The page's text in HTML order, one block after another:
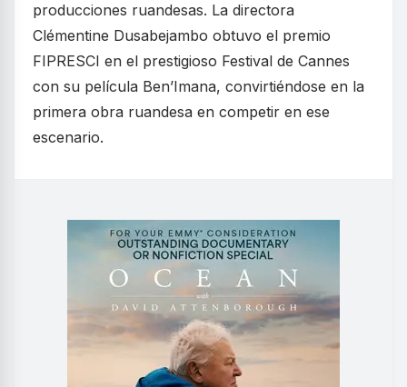
producciones ruandesas. La directora
Clémentine Dusabejambo obtuvo el premio
FIPRESCI en el prestigioso Festival de Cannes
con su película Ben’Imana, convirtiéndose en la
primera obra ruandesa en competir en ese
escenario.